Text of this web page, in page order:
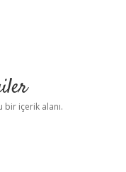
içerik alanı.